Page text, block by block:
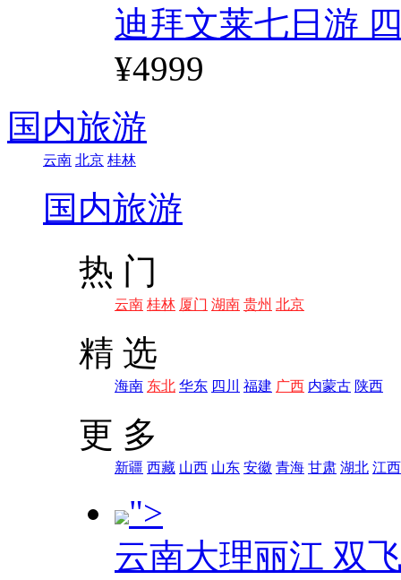
迪拜文莱七日游
¥4999
国内旅游
云南 北京 桂林
国内旅游
热 门
云南 桂林 厦门 湖南 贵州 北京
精 选
海南 东北 华东 四川 福建 广西 内蒙古 陕西
更 多
新疆 西藏 山西 山东 安徽 青海 甘肃 湖北 江西
">
云南大理丽江 双